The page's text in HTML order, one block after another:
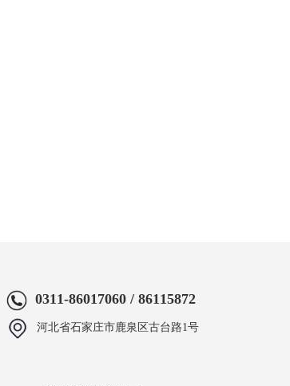
0311-86017060 / 86115872
河北省石家庄市鹿泉区古台路1号